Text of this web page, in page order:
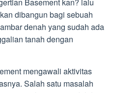
dibangun bagi sebuah
denah yang sudah ada
tanah dengan
mengawali aktivitas
Salah satu masalah